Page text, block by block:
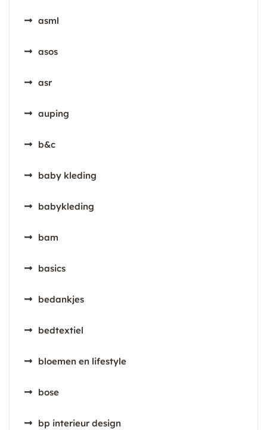
asml
asos
asr
auping
b&c
baby kleding
babykleding
bam
basics
bedankjes
bedtextiel
bloemen en lifestyle
bose
bp interieur design